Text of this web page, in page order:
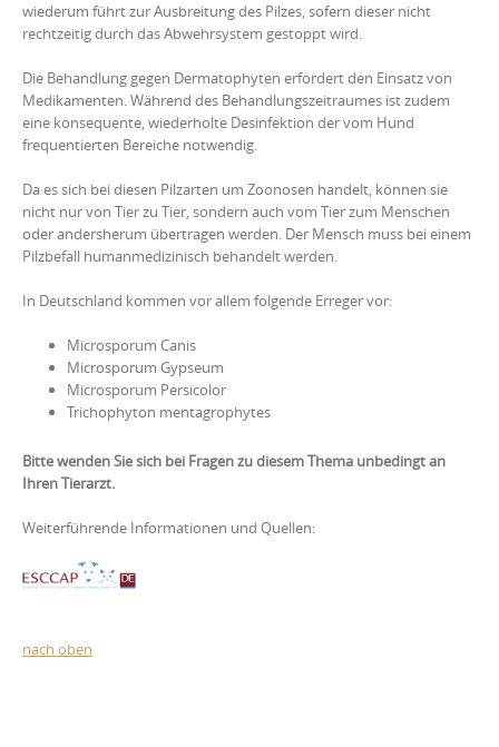
wiederum führt zur Ausbreitung des Pilzes, sofern dieser nicht
rechtzeitig durch das Abwehrsystem gestoppt wird.
Die Behandlung gegen Dermatophyten erfordert den Einsatz von
Medikamenten. Während des Behandlungszeitraumes ist zudem
eine konsequente, wiederholte Desinfektion der vom Hund
frequentierten Bereiche notwendig.
Da es sich bei diesen Pilzarten um Zoonosen handelt, können sie
nicht nur von Tier zu Tier, sondern auch vom Tier zum Menschen
oder andersherum übertragen werden. Der Mensch muss bei einem
Pilzbefall humanmedizinisch behandelt werden.
In Deutschland kommen vor allem folgende Erreger vor:
Microsporum Canis
Microsporum Gypseum
Microsporum Persicolor
Trichophyton mentagrophytes
Bitte wenden Sie sich bei Fragen zu diesem Thema unbedingt an
Ihren Tierarzt.
Weiterführende Informationen und Quellen:
nach oben